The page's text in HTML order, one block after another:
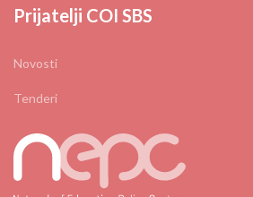
Prijatelji COI SBS
Novosti
Tenderi